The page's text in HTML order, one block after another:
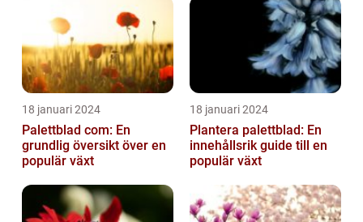
18 januari 2024
Palettblad com: En
grundlig översikt över en
populär växt
18 januari 2024
Plantera palettblad: En
innehållsrik guide till en
populär växt